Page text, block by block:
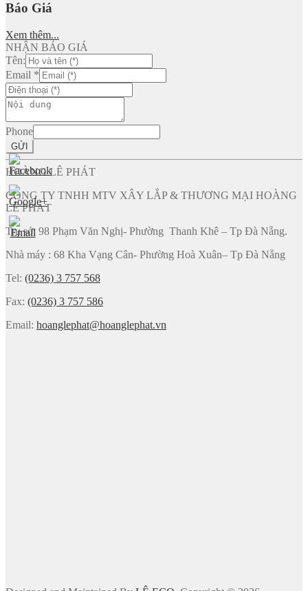
Báo Giá
Xem thêm...
NHẬN BÁO GIÁ
Tên:
Email *
Phone
GỬI
HOÀNG LÊ PHÁT
CÔNG TY TNHH MTV XÂY LẮP & THƯƠNG MẠI HOÀNG
LÊ PHÁT
Trụ sở: 98 Phạm Văn Nghị- Phường Thanh Khê – Tp Đà Nẵng.
Nhà máy : 68 Kha Vạng Cân- Phường Hoà Xuân– Tp Đà Nẵng
Tel: (0236) 3 757 568
Fax: (0236) 3 757 586
Email: hoanglephat@hoanglephat.vn